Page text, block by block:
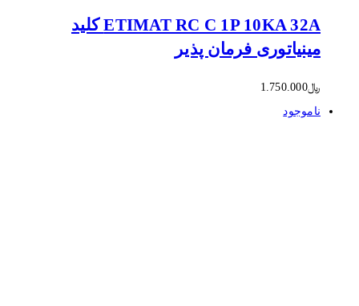
ETIMAT RC C 1P 10KA 32A کلید
مینیاتوری فرمان پذیر
﷼1.750.000
ناموجود